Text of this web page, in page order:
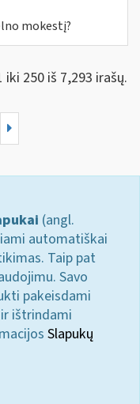
mokestį?
iki 250 iš 7,293 irašų.
(angl.
automatiškai
Taip pat
Savo
pakeisdami
ištrindami
Slapukų